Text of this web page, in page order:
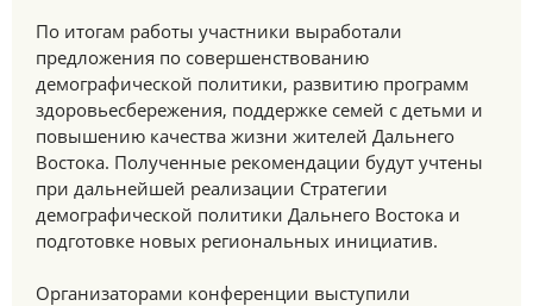
По итогам работы участники выработали
предложения по совершенствованию
демографической политики, развитию программ
здоровьесбережения, поддержке семей с детьми и
повышению качества жизни жителей Дальнего
Востока. Полученные рекомендации будут учтены
при дальнейшей реализации Стратегии
демографической политики Дальнего Востока и
подготовке новых региональных инициатив.
Организаторами конференции выступили